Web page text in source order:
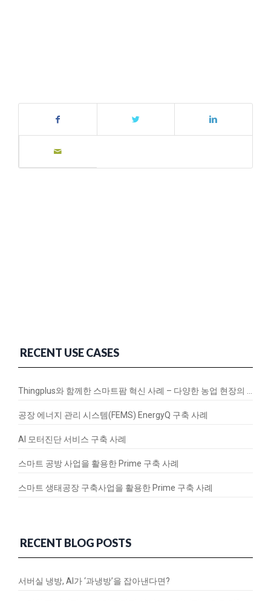
RECENT USE CASES
공장 에너지 관리 시스템(FEMS) EnergyQ 구축 사례
AI 모터진단 서비스 구축 사례
스마트 공방 사업을 활용한 Prime 구축 사례
스마트 생태공장 구축사업을 활용한 Prime 구축 사례
RECENT BLOG POSTS
서버실 냉방, AI가 ‘과냉방’을 잡아낸다면?